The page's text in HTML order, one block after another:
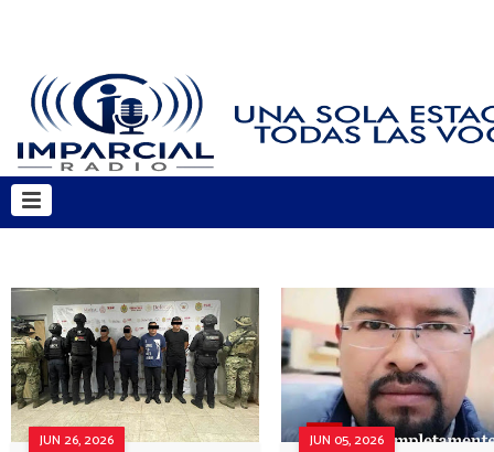
JUN 26, 2026 JUN 05, 2026